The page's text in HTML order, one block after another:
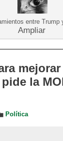
entre Trump
Ampliar
la
Política